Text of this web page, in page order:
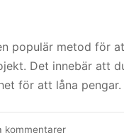
populär metod för
Det innebär att
för att låna
kommentarertill